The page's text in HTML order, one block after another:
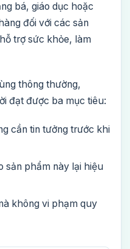
bá, giáo dục hoặc
đối với các sản
trợ sức khỏe, làm
thông thường,
đạt được ba mục tiêu:
cần tin tưởng trước khi
sản phẩm này lại hiệu
không vi phạm quy